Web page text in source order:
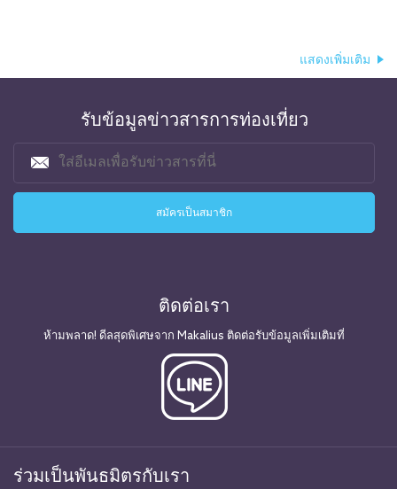
แสดงเพิ่มเติม
รับข้อมูลข่าวสารการท่องเที่ยว
ติดต่อเรา
ห้ามพลาด! ดีลสุดพิเศษจาก Makalius ติดต่อรับข้อมูลเพิ่มเติมที่
ร่วมเป็นพันธมิตรกับเรา